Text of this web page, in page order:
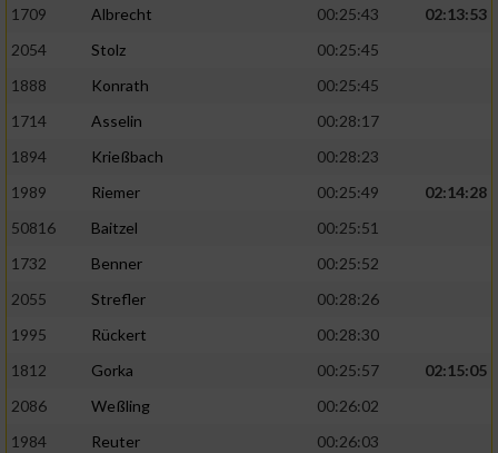
1709
Albrecht 00:25:43
02:13:53
2054
Stolz
00:25:45
1888
Konrath
00:25:45
1714
Asselin
00:28:17
1894
Krießbach
00:28:23
1989
Riemer 00:25:49
02:14:28
50816
Baitzel
00:25:51
1732
Benner
00:25:52
2055
Strefler
00:28:26
1995
Rückert
00:28:30
1812
Gorka 00:25:57
02:15:05
2086
Weßling
00:26:02
1984
Reuter
00:26:03